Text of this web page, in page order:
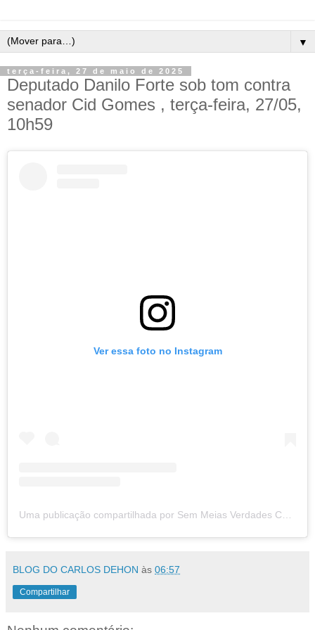
▼
terça-feira, 27 de maio de 2025
Deputado Danilo Forte sob tom contra
senador Cid Gomes , terça-feira, 27/05,
10h59
Ver essa foto no Instagram
Uma publicação compartilhada por Sem Meias Verdades Ceará (@semmeiasverdadesce)
BLOG DO CARLOS DEHON às 06:57
Compartilhar